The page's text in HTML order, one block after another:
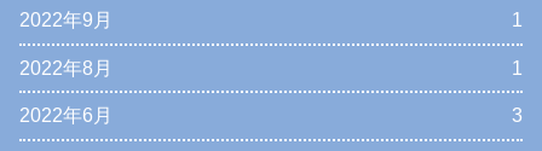
2022年9月 1
2022年8月 1
2022年6月 3